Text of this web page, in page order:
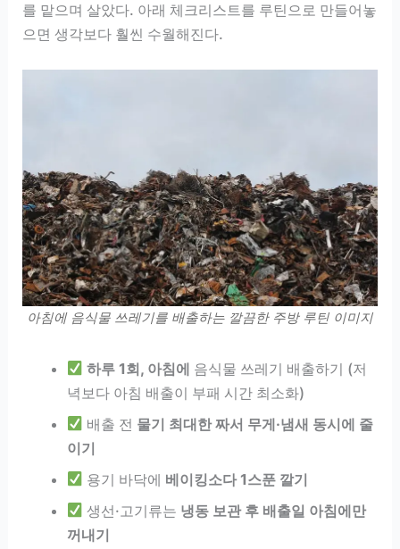
를 맡으며 살았다. 아래 체크리스트를 루틴으로 만들어놓
으면 생각보다 훨씬 수월해진다.
아침에 음식물 쓰레기를 배출하는 깔끔한 주방 루틴 이미지
하루 1회, 아침에 음식물 쓰레기 배출하기 (저
녁보다 아침 배출이 부패 시간 최소화)
배출 전 물기 최대한 짜서 무게·냄새 동시에 줄
이기
용기 바닥에 베이킹소다 1스푼 깔기
생선·고기류는 냉동 보관 후 배출일 아침에만
꺼내기